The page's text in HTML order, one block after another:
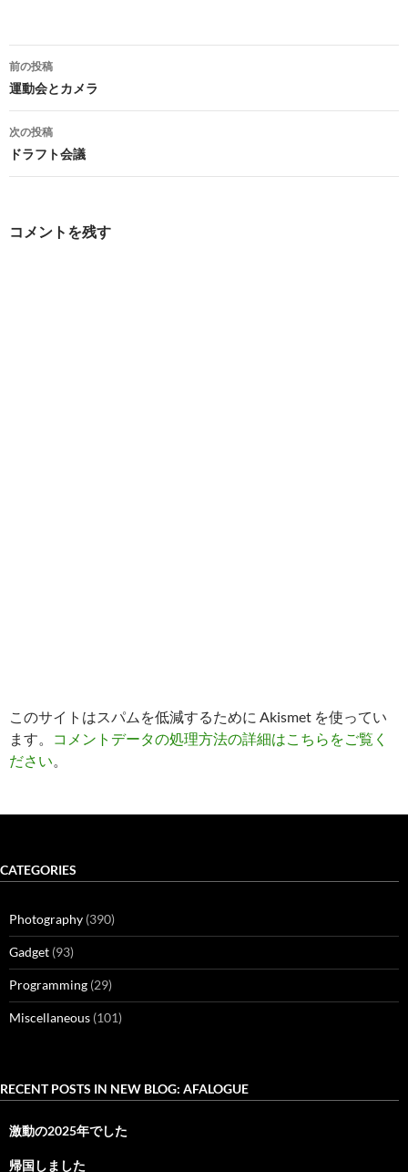
投
稿
ナ
ビ
ゲ
前の投稿
運動会とカメラ
次の投稿
ドラフト会議
コメントを残す
このサイトはスパムを低減するために Akismet を使ってい
ます。
コメントデータの処理方法の詳細はこちらをご覧く
ださい。
CATEGORIES
Photography (390)
Gadget (93)
Programming (29)
Miscellaneous (101)
RECENT POSTS IN NEW BLOG: AFALOGUE
激動の2025年でした
帰国しました